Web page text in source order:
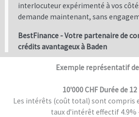
interlocuteur expérimenté à vos
demande maintenant, sans
BestFinance - Votre partenaire de
crédits avantageux à Baden
Exemple représentatif de
10'000 CHF Durée de
Les intérêts (coût total) sont compris
taux d'intérêt effectif 4.9%